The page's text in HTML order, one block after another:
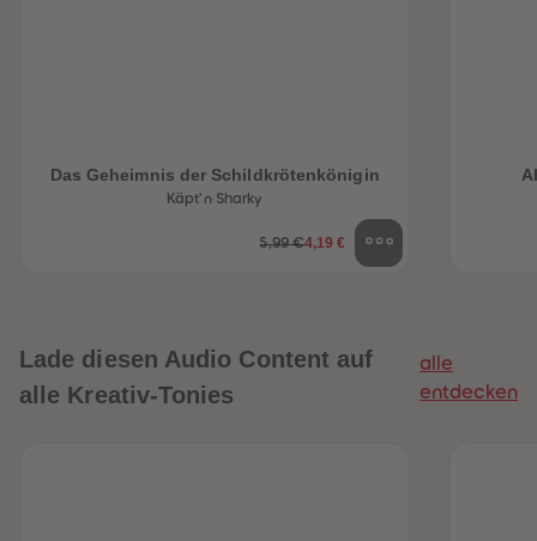
Das Geheimnis der Schildkrötenkönigin
Käpt'n Sharky
5,99 €4,19 €
Lade diesen Audio Content auf
alle Kreativ-Tonies
alle
entdecken